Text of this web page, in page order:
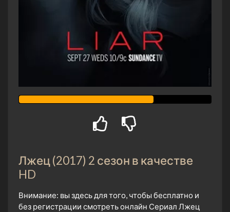
Лжец (2017) 2 сезон в качестве
HD
Внимание: вы здесь для того, чтобы бесплатно и
без регистрации смотреть онлайн Сериал Лжец